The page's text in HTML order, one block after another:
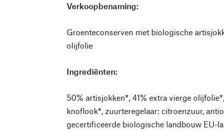
Verkoopbenaming:
Groenteconserven met biologische
olijfolie
Ingrediënten:
50% artisjokken*, 41% extra vierge
knoflook*, zuurteregelaar: citroenzuur,
gecertificeerde biologische landbouw EU-